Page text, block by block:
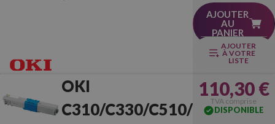
AJOUTER
AU
PANIER
AJOUTER
À VOTRE
LISTE
OKI
C310/C330/C510/C530
110,30 €
TVA comprise
DISPONIBLE